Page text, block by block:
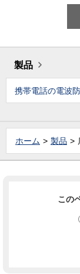
製品
携帯電話の電波
ホーム 製品
この